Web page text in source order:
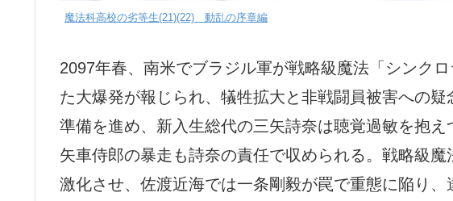
魔法科高校の劣等生(21)(22) 動乱の序章編
2097年春、南米でブラジル軍が戦略級魔法「シンク
た大爆発が報じられ、犠牲拡大と非戦闘員被害への
準備を進め、新入生総代の三矢詩奈は聴覚過敏を抱え
矢車侍郎の暴走も詩奈の責任で収められる。戦略級
激化させ、佐渡近海では一条剛毅が罠で重態に陥り